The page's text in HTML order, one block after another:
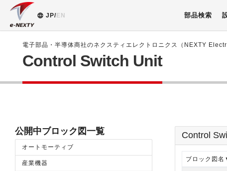
JP/ EN 部品検索
電子部品・半導体商社のネクスティエレクトロニクス（NEXTY
Control Switch Unit
公開中ブロック図一覧
オートモーティブ
産業機器
Control
ブロック図名